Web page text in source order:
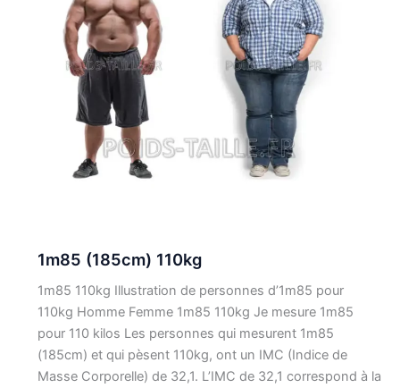
1m85 (185cm) 110kg
1m85 110kg Illustration de personnes d’1m85 pour
110kg Homme Femme 1m85 110kg Je mesure 1m85
pour 110 kilos Les personnes qui mesurent 1m85
(185cm) et qui pèsent 110kg, ont un IMC (Indice de
Masse Corporelle) de 32,1. L’IMC de 32,1 correspond à la